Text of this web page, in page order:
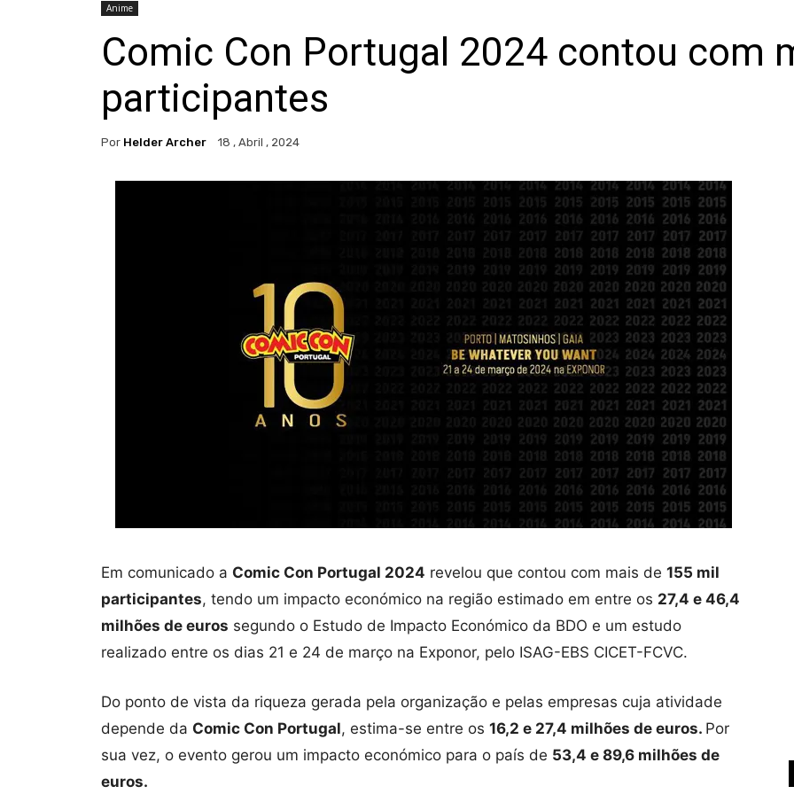
Anime
Comic Con Portugal 2024 contou com
participantes
Por Helder Archer 18 , Abril , 2024
Em comunicado a Comic Con Portugal 2024 revelou que contou com mais de 155 mil
participantes, tendo um impacto económico na região estimado em entre os 27,4 e 46,4
milhões de euros segundo o Estudo de Impacto Económico da BDO e um estudo
realizado entre os dias 21 e 24 de março na Exponor, pelo ISAG-EBS CICET-FCVC.
Do ponto de vista da riqueza gerada pela organização e pelas empresas cuja atividade
depende da Comic Con Portugal, estima-se entre os 16,2 e 27,4 milhões de euros. Por
sua vez, o evento gerou um impacto económico para o país de 53,4 e 89,6 milhões de
euros.